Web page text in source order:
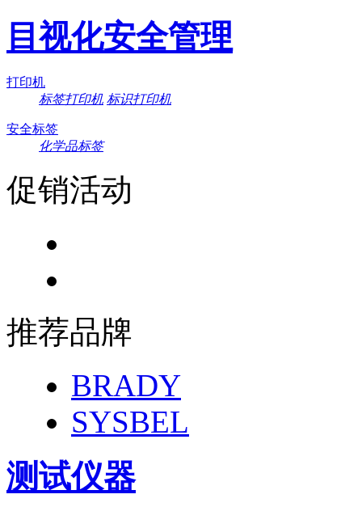
目视化安全管理
打印机
标签打印机 标识打印机
安全标签
化学品标签
促销活动
推荐品牌
BRADY
SYSBEL
测试仪器